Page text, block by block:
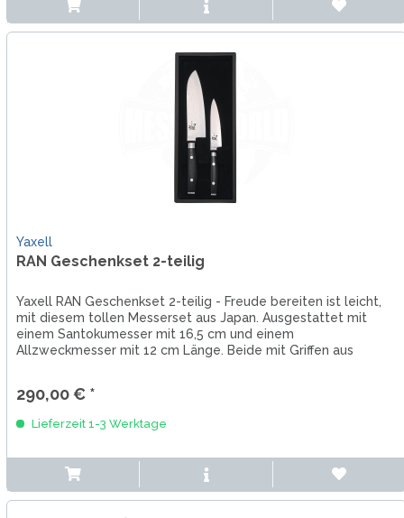
Yaxell
RAN Geschenkset 2-teilig
Yaxell RAN Geschenkset 2-teilig - Freude bereiten ist leicht,
mit diesem tollen Messerset aus Japan. Ausgestattet mit
einem Santokumesser mit 16,5 cm und einem
Allzweckmesser mit 12 cm Länge. Beide mit Griffen aus
290,00 € *
Lieferzeit 1-3 Werktage